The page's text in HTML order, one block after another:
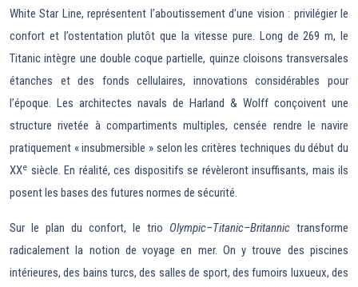
White Star Line, représentent l’aboutissement d’une vision : privilégier le
confort et l’ostentation plutôt que la vitesse pure. Long de 269 m, le
Titanic intègre une double coque partielle, quinze cloisons transversales
étanches et des fonds cellulaires, innovations considérables pour
l’époque. Les architectes navals de Harland & Wolff conçoivent une
structure rivetée à compartiments multiples, censée rendre le navire
pratiquement « insubmersible » selon les critères techniques du début du
XXe siècle. En réalité, ces dispositifs se révèleront insuffisants, mais ils
posent les bases des futures normes de sécurité.
Sur le plan du confort, le trio Olympic–Titanic–Britannic transforme
radicalement la notion de voyage en mer. On y trouve des piscines
intérieures, des bains turcs, des salles de sport, des fumoirs luxueux, des